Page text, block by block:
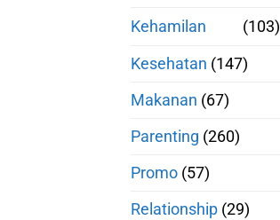
Kehamilan (103)
Kesehatan (147)
Makanan (67)
Parenting (260)
Promo (57)
Relationship (29)